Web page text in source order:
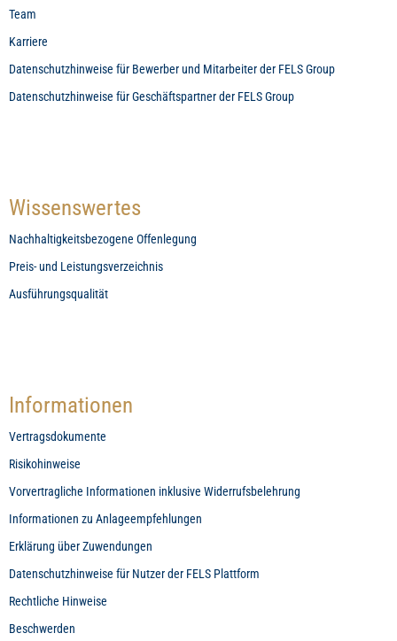
Team
Karriere
Datenschutzhinweise für Bewerber und Mitarbeiter der FELS Group
Datenschutzhinweise für Geschäftspartner der FELS Group
Wissenswertes
Nachhaltigkeitsbezogene Offenlegung
Preis- und Leistungsverzeichnis
Ausführungsqualität
Informationen
Vertragsdokumente
Risikohinweise
Vorvertragliche Informationen inklusive Widerrufsbelehrung
Informationen zu Anlageempfehlungen
Erklärung über Zuwendungen
Datenschutzhinweise für Nutzer der FELS Plattform
Rechtliche Hinweise
Beschwerden